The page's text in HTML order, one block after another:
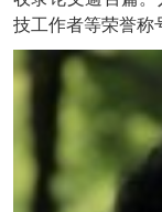
技工作者等荣誉称